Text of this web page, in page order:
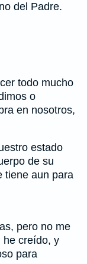
del Padre.
todo mucho
o
en nosotros,
estado
de su
tiene aun para
pero no me
he creído, y
para